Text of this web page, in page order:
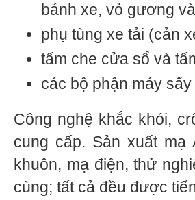
bánh xe, vỏ gương
phụ tùng xe tải (cản
tấm che cửa sổ và
các bộ phận máy
Công nghệ khắc khói,
cung cấp. Sản xuất mạ
khuôn, mạ điện, thử
cùng; tất cả đều được